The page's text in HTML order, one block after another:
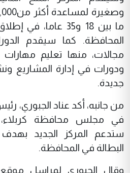
ما بين 18 و35 عاما،
المحافظة. كما سيقدم
مجالات، منها تعليم مهارات
ودورات في إدارة المشاريع
جديدة.
من جانبه، أكد عناد الجبوري،
في مجلس محافظة كربلاء،
ستدعم المركز الجديد
البطالة في المحافظة.
وقال الجبوري لمراسل